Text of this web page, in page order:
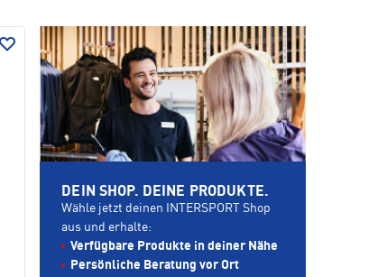
DEIN SHOP. DEINE PRODUKTE.
Wähle jetzt deinen INTERSPORT Shop
aus und erhalte:
Verfügbare Produkte in deiner Nähe
Persönliche Beratung vor Ort